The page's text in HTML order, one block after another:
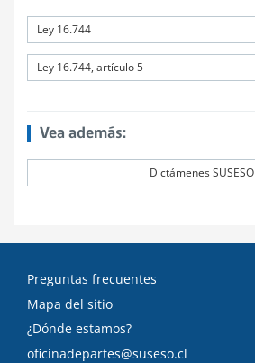
Ley 16.744
Ley 16.744, artículo 5
Vea además:
Dictámenes SUSESO
Preguntas frecuentes
Mapa del sitio
¿Dónde estamos?
oficinadepartes@suseso.cl